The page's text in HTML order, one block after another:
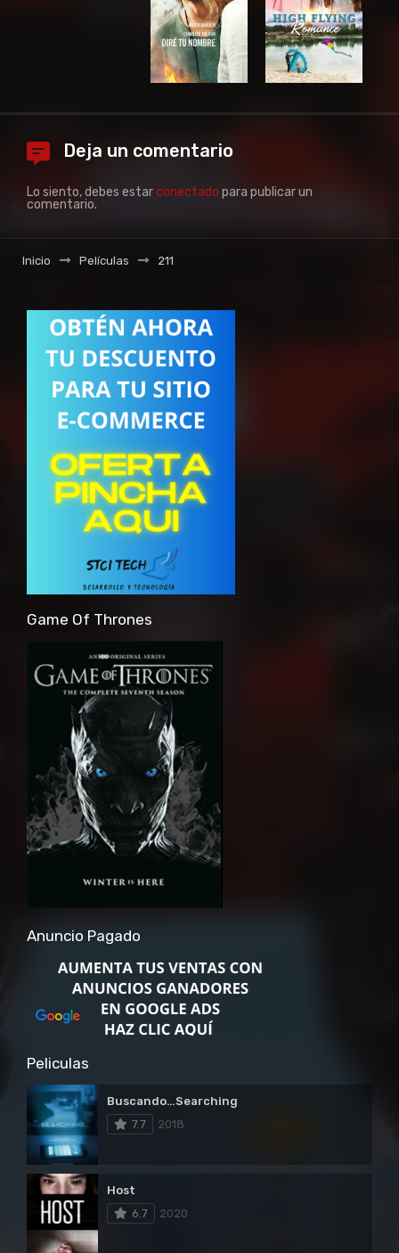
Deja un comentario
Lo siento, debes estarconectado para publicar un
comentario.
Inicio Películas 211
Game Of Thrones
Anuncio Pagado
Peliculas
Buscando…Searching
7.7
2018
Host
6.7
2020